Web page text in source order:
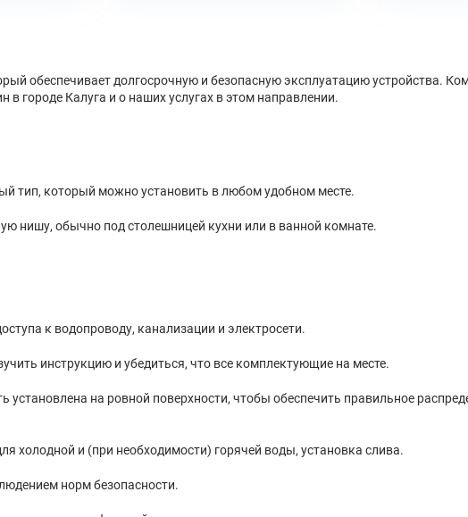
обеспечивает долгосрочную и безопасную эксплуатацию устройства.
городе Калуга и о наших услугах в этом направлении.
тип, который можно установить в любом удобном месте.
нишу, обычно под столешницей кухни или в ванной комнате.
к водопроводу, канализации и электросети.
инструкцию и убедиться, что все комплектующие на месте.
на ровной поверхности, чтобы обеспечить правильное
холодной и (при необходимости) горячей воды, установка слива.
норм безопасности.